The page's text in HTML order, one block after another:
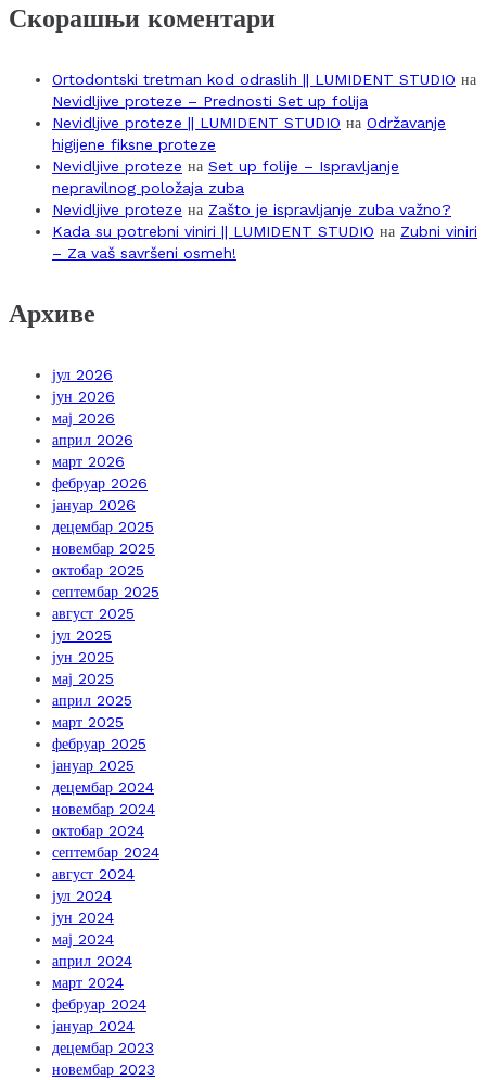
Скорашњи коментари
Ortodontski tretman kod odraslih || LUMIDENT STUDIO на
Nevidljive proteze – Prednosti Set up folija
Nevidljive proteze || LUMIDENT STUDIO на Održavanje
higijene fiksne proteze
Nevidljive proteze на Set up folije – Ispravljanje
nepravilnog položaja zuba
Nevidljive proteze на Zašto je ispravljanje zuba važno?
Kada su potrebni viniri || LUMIDENT STUDIO на Zubni viniri
– Za vaš savršeni osmeh!
Архиве
јул 2026
јун 2026
мај 2026
април 2026
март 2026
фебруар 2026
јануар 2026
децембар 2025
новембар 2025
октобар 2025
септембар 2025
август 2025
јул 2025
јун 2025
мај 2025
април 2025
март 2025
фебруар 2025
јануар 2025
децембар 2024
новембар 2024
октобар 2024
септембар 2024
август 2024
јул 2024
јун 2024
мај 2024
април 2024
март 2024
фебруар 2024
јануар 2024
децембар 2023
новембар 2023